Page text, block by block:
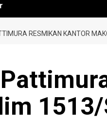
RESMIKAN KANTOR
1513/